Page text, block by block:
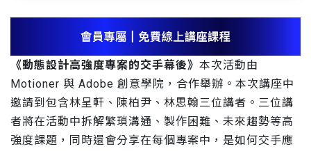
《動態設計高強度專案的交手幕後》 本次活動由
Motioner 與 Adobe 創意學院，合作舉辦。本次講座中
邀請到包含林呈軒、陳柏尹、林思翰三位講者。三位講
者將在活動中拆解繁瑣溝通、製作困難、未來趨勢等高
強度課題，同時還會分享在每個專案中，是如何交手應